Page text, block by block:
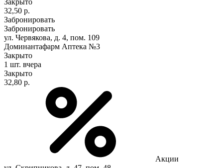
32,50 р.
Забронировать
Забронировать
ул. Червякова, д. 4, пом. 109
Доминантафарм Аптека №3
Закрыто
1 шт. вчера
Закрыто
32,80 р.
Акции